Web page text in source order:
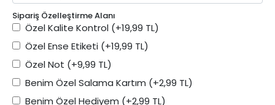
Sipariş Özelleştirme Alanı
Özel Kalite Kontrol (+19,99 TL)
Özel Ense Etiketi (+19,99 TL)
Özel Not (+9,99 TL)
Benim Özel Salama Kartım (+2,99 TL)
Benim Özel Hediyem (+2,99 TL)